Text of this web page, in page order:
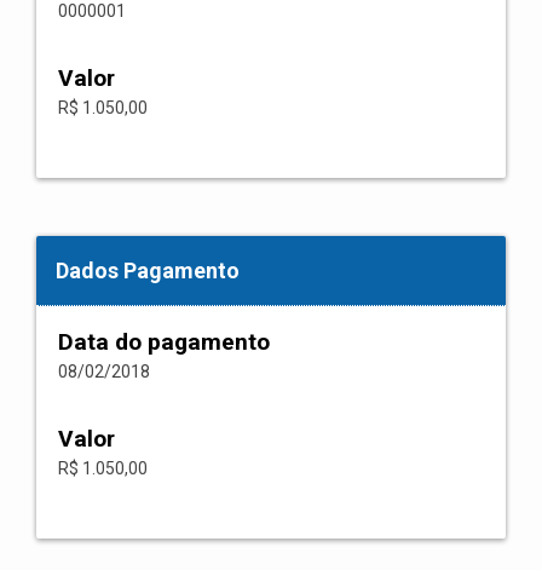
0000001
Valor
R$ 1.050,00
Dados Pagamento
Data do pagamento
08/02/2018
Valor
R$ 1.050,00